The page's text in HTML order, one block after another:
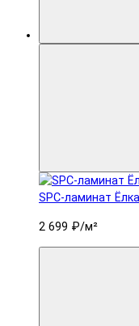
SPC-ламинат
2 699 ₽/м²